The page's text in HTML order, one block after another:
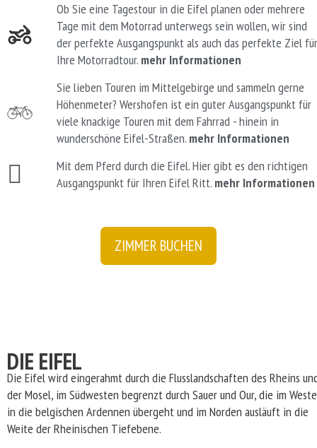
Ob Sie eine Tagestour in die Eifel planen oder mehrere
Tage mit dem Motorrad unterwegs sein wollen, wir sind
der perfekte Ausgangspunkt als auch das perfekte Ziel für
Ihre Motorradtour. mehr Informationen
Sie lieben Touren im Mittelgebirge und sammeln gerne
Höhenmeter? Wershofen ist ein guter Ausgangspunkt für
viele knackige Touren mit dem Fahrrad - hinein in
wunderschöne Eifel-Straßen. mehr Informationen
Mit dem Pferd durch die Eifel. Hier gibt es den richtigen
Ausgangspunkt für Ihren Eifel Ritt. mehr Informationen
ZIMMER BUCHEN
DIE EIFEL
Die Eifel wird eingerahmt durch die Flusslandschaften des Rheins
der Mosel, im Südwesten begrenzt durch Sauer und Our, die im
in die belgischen Ardennen übergeht und im Norden ausläuft in die
Weite der Rheinischen Tiefebene.